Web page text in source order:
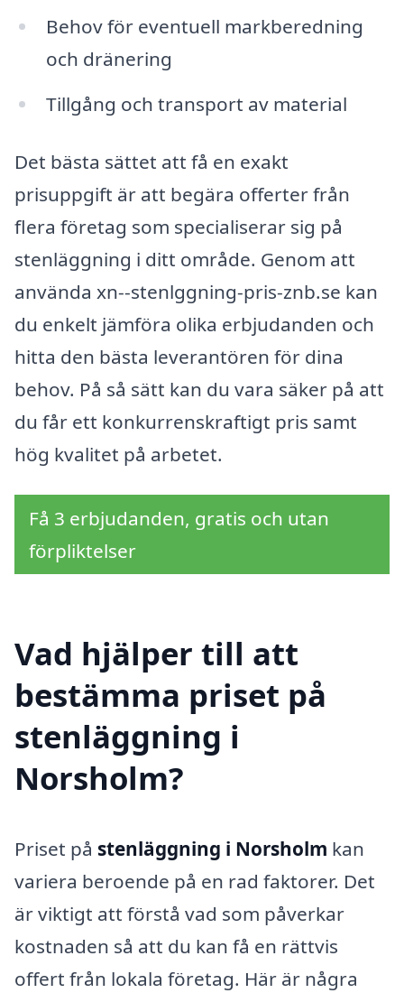
Behov för eventuell markberedning
och dränering
Tillgång och transport av material
Det bästa sättet att få en exakt
prisuppgift är att begära offerter från
flera företag som specialiserar sig på
stenläggning i ditt område. Genom att
använda xn--stenlggning-pris-znb.se kan
du enkelt jämföra olika erbjudanden och
hitta den bästa leverantören för dina
behov. På så sätt kan du vara säker på att
du får ett konkurrenskraftigt pris samt
hög kvalitet på arbetet.
Få 3 erbjudanden, gratis och utan
förpliktelser
Vad hjälper till att
bestämma priset på
stenläggning i
Norsholm?
Priset på stenläggning i Norsholm kan
variera beroende på en rad faktorer. Det
är viktigt att förstå vad som påverkar
kostnaden så att du kan få en rättvis
offert från lokala företag. Här är några